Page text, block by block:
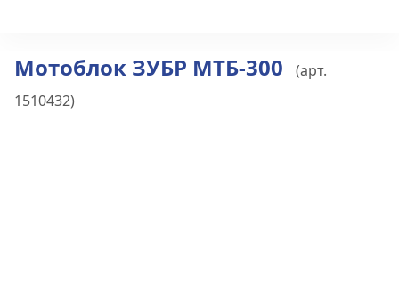
Мотоблок ЗУБР МТБ-300
(арт.
1510432)